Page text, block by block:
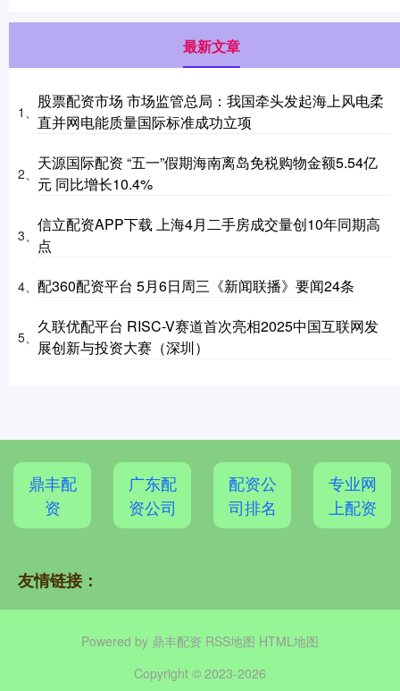
最新文章
1、
股票配资市场 市场监管总局：我国牵头发起海上风电柔
直并网电能质量国际标准成功立项
2、
天源国际配资 “五一”假期海南离岛免税购物金额5.54亿
元 同比增长10.4%
3、
信立配资APP下载 上海4月二手房成交量创10年同期高
点
4、 配360配资平台 5月6日周三《新闻联播》要闻24条
5、
久联优配平台 RISC-V赛道首次亮相2025中国互联网发
展创新与投资大赛（深圳）
鼎丰配
资
广东配
资公司
配资公
司排名
专业网
上配资
友情链接：
Powered by 鼎丰配资 RSS地图 HTML地图
Copyright © 2023-2026